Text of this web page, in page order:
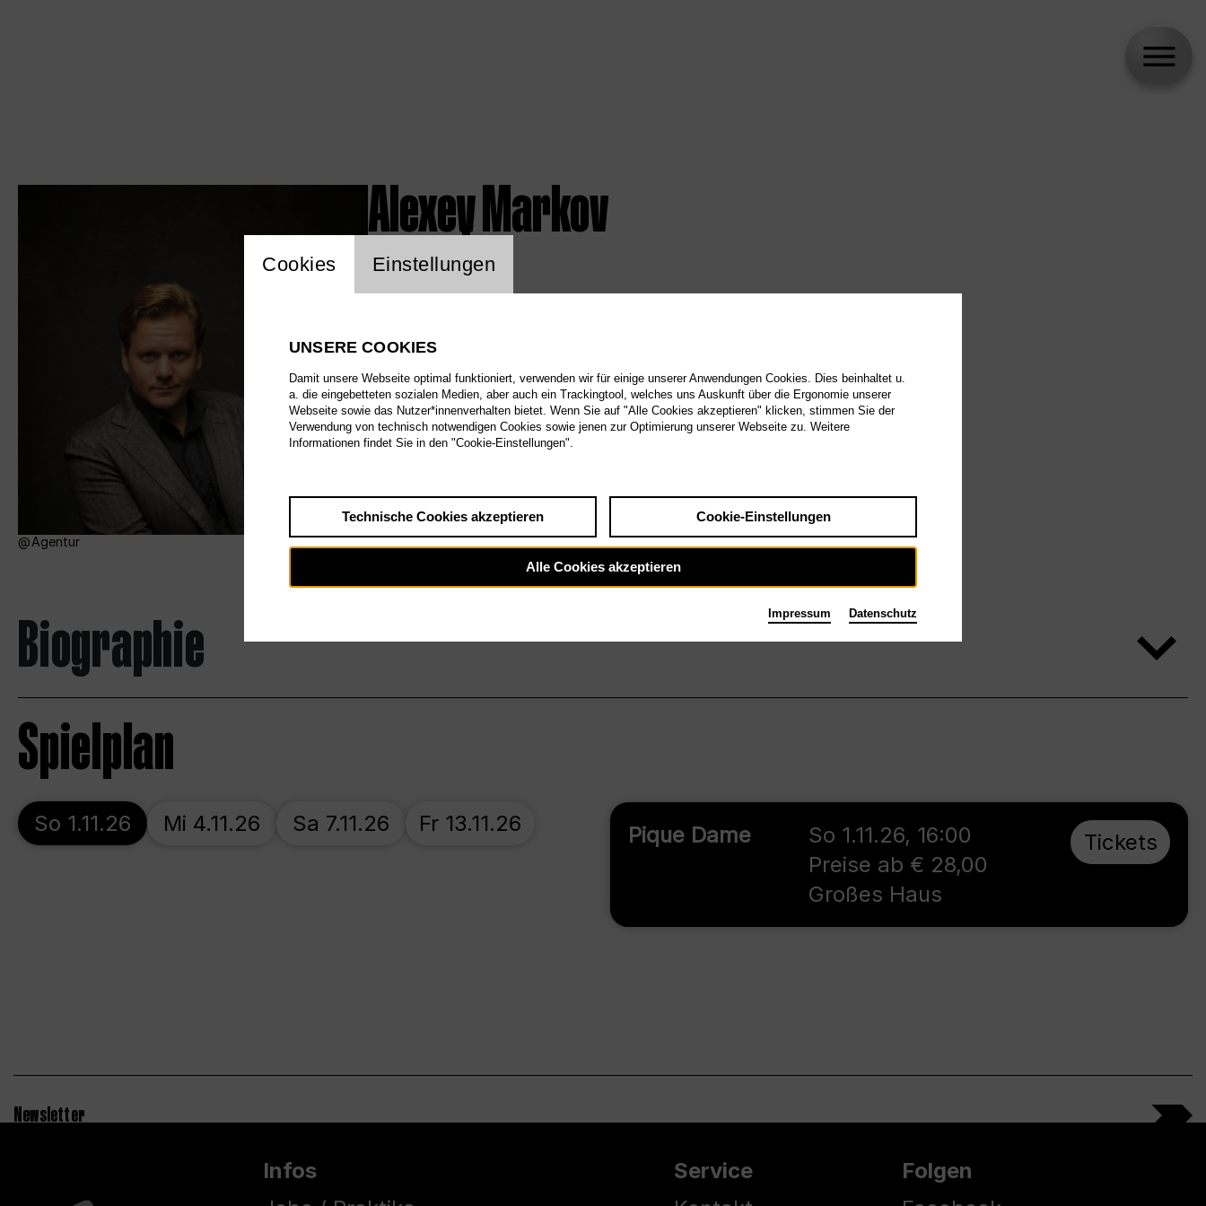
Agentur
Alexey Markov
Biographie
Spielplan
Pique Dame So 1.11.26, 16:00
Preise ab € 28,00
Großes Haus
Tickets
So 1.11.26 Mi 4.11.26 Sa 7.11.26 Fr 13.11.26
Newsletter
Infos
Service
Folgen
Einstellung Website Cookie
Cookies Einstellungen
UNSERE COOKIES
Damit unsere Webseite optimal funktioniert, verwenden wir für einige unserer Anwendungen Cookies. Dies beinhaltet u.
a. die eingebetteten sozialen Medien, aber auch ein Trackingtool, welches uns Auskunft über die Ergonomie unserer
Webseite sowie das Nutzer*innenverhalten bietet. Wenn Sie auf "Alle Cookies akzeptieren" klicken, stimmen Sie der
Verwendung von technisch notwendigen Cookies sowie jenen zur Optimierung unserer Webseite zu. Weitere
Informationen findet Sie in den "Cookie-Einstellungen".
Technische Cookies akzeptieren Cookie-Einstellungen
Alle Cookies akzeptieren
Impressum Datenschutz